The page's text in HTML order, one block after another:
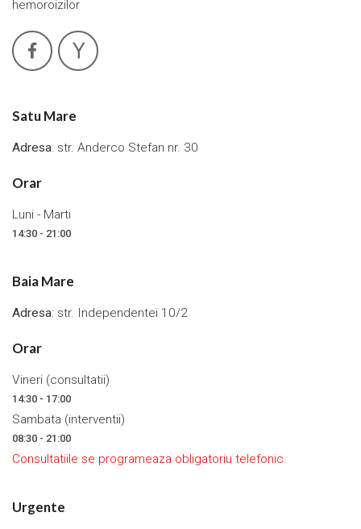
hemoroizilor
Satu Mare
Adresa: str. Anderco Stefan nr. 30
Orar
Luni - Marti
14:30 - 21:00
Baia Mare
Adresa: str. Independentei 10/2
Orar
Vineri (consultatii)
14:30 - 17:00
Sambata (interventii)
08:30 - 21:00
Consultatiile se programeaza obligatoriu telefonic.
Urgente